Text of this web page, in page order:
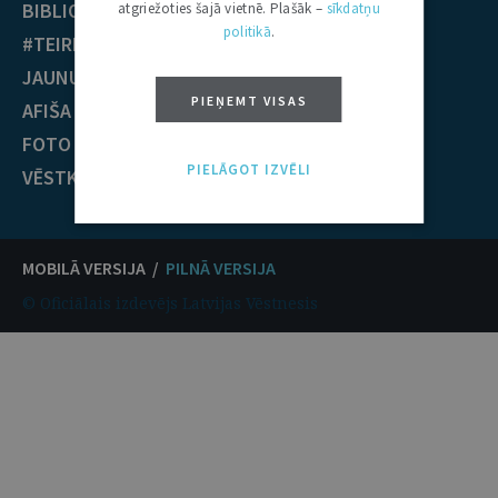
BIBLIOTĒKA
#TEIRDARBS
JAUNUMI
AFIŠA
FOTO / VIDEO
VĒSTKOPA
Krimināltiesības
TIESĪBU PRAKSE
EST nolēmumi
ECT nolēmumi
MOBILĀ VERSIJA / PILNĀ VERSIJA
© Oficiālais izdevējs Latvijas Vēstnesis
atgriežoties šajā vietnē. Plašāk – sīkdatņu
politikā.
PIEŅEMT VISAS
PIELĀGOT IZVĒLI